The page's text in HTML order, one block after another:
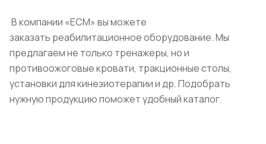
В компании «ЕСМ» вы можете
заказать реабилитационное оборудование. Мы
предлагаем не только тренажеры, но и
противоожоговые кровати, тракционные столы,
установки для кинезиотерапии и др. Подобрать
нужную продукцию поможет удобный каталог.